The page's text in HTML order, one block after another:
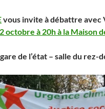
vous invite à débattre avec
octobre à 20h à la Maison
de l’état – salle du rez-